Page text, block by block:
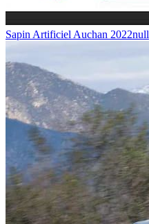
Sapin Artificiel Auchan 2022null